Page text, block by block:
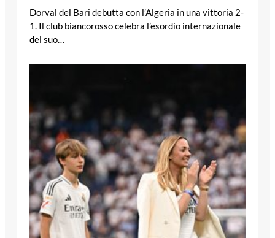
Dorval del Bari debutta con l’Algeria in una vittoria 2-
1. Il club biancorosso celebra l’esordio internazionale
del suo…